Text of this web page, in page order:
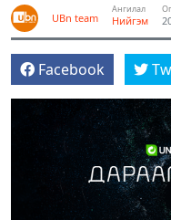
UBn team
Ангилал
Нийгэм
Facebook